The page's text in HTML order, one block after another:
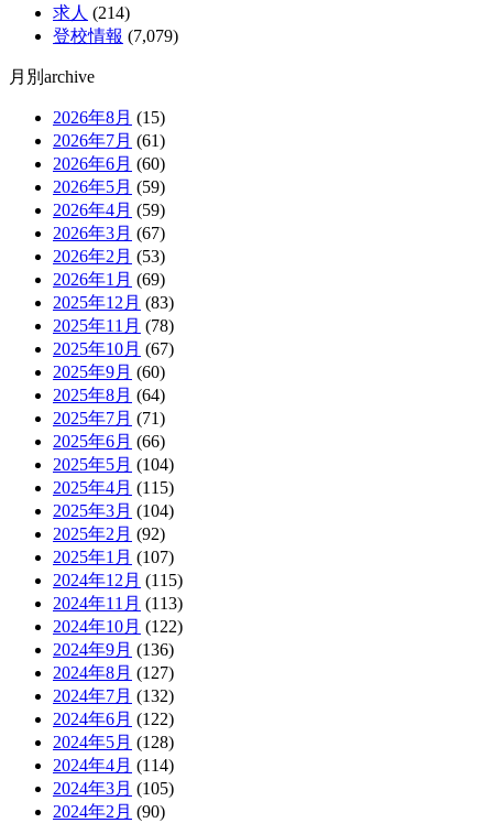
求人 (214)
登校情報 (7,079)
月別archive
2026年8月 (15)
2026年7月 (61)
2026年6月 (60)
2026年5月 (59)
2026年4月 (59)
2026年3月 (67)
2026年2月 (53)
2026年1月 (69)
2025年12月 (83)
2025年11月 (78)
2025年10月 (67)
2025年9月 (60)
2025年8月 (64)
2025年7月 (71)
2025年6月 (66)
2025年5月 (104)
2025年4月 (115)
2025年3月 (104)
2025年2月 (92)
2025年1月 (107)
2024年12月 (115)
2024年11月 (113)
2024年10月 (122)
2024年9月 (136)
2024年8月 (127)
2024年7月 (132)
2024年6月 (122)
2024年5月 (128)
2024年4月 (114)
2024年3月 (105)
2024年2月 (90)